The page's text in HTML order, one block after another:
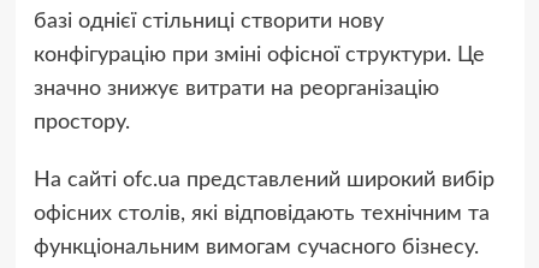
базі однієї стільниці створити нову
конфігурацію при зміні офісної структури. Це
значно знижує витрати на реорганізацію
простору.
На сайті ofc.ua представлений широкий вибір
офісних столів, які відповідають технічним та
функціональним вимогам сучасного бізнесу.